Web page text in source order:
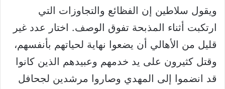
ويقول سلاطين إن الفظائع والتجاوزات التي
ارتكبت أثناء المذبحة تفوق الوصف. اختار عدد غير
قليل من الأهالي أن يضعوا نهاية لحياتهم بأنفسهم،
وقتل كثيرون على يد خدمهم وعبيدهم الذين كانوا
قد انضموا إلى المهدي وصاروا مرشدين لجحافل